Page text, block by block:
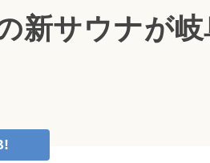
新サウナが岐